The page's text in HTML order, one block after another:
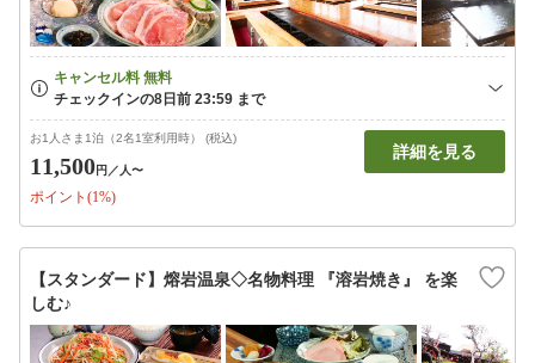
お1人さま1泊（2名1室利用時） (税込)
11,500円 ／人〜
ポイント(1%)
詳細を見る
【スタンダード】熔岩温泉◇名物料理 『溶岩焼き』 を楽
しむ♪